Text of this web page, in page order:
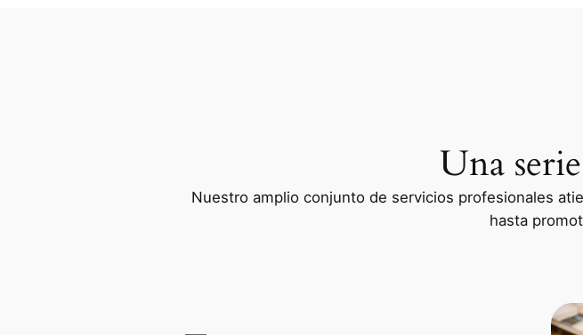
Una
Nuestro amplio conjunto de servicios profesionales
hasta